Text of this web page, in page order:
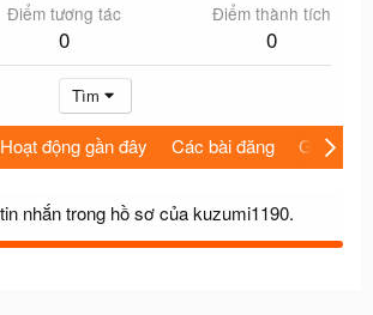
Điểm tương tác
0
Điểm thành tích
0
Tìm
Hoạt động gần đây Các bài đăng Giới thiệu
nhắn trong hồ sơ của kuzumi1190.